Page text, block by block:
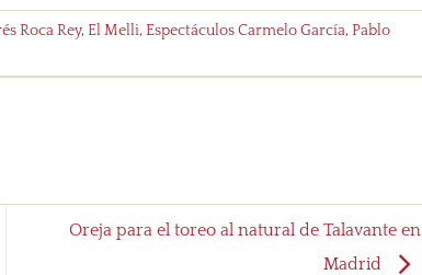
Roca Rey,El Melli,Espectáculos Carmelo García,Pablo
Oreja para el toreo al natural de Talavante en
Madrid